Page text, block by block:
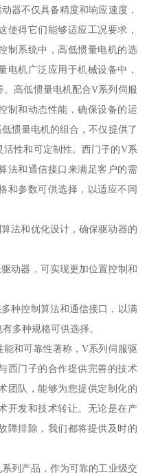
器不仅具备精度和响应速度，
使得它们能够适应工况要求，
制系统中，高低惯量电机的选
电机广泛应用于机械设备中，
高低惯量电机配合V系列伺服
制和动态性能，确保设备的运
惯量电机的组合，不仅提供了
性和可定制性。西门子的V系
法和通信接口来满足客户的需
和参数可供选择，以适应不同
法和优化设计，确保驱动器的
动器，可实现更加位置控制和
种控制算法和通信接口，以满
多种规格可供选择。
和可靠性著称，V系列伺服驱
西门子的合作提供完善的技术
团队，能够为您提供定制化的
开发和技术转让。无论是在产
障排除，我们都将提供及时的
产品，作为可靠的工业级交